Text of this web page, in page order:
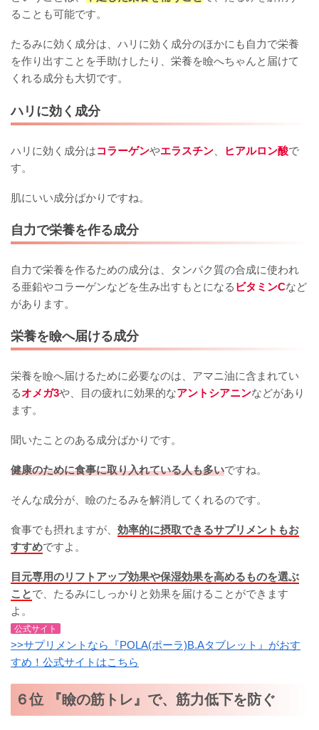
ることも可能です。
たるみに効く成分は、ハリに効く成分のほかにも自力で栄養
を作り出すことを手助けしたり、栄養を瞼へちゃんと届けて
くれる成分も大切です。
ハリに効く成分
ハリに効く成分はコラーゲンやエラスチン ヒアルロン酸で
す。
肌にいい成分ばかりですね。
自力で栄養を作る成分
自力で栄養を作るための成分は、タンパク質の合成に使われ
る亜鉛やコラーゲンなどを生み出すもとになる ビタミンCなど
があります。
栄養を瞼へ届ける成分
栄養を瞼へ届けるために必要なのは、アマニ油に含まれてい
るオメガ3や、目の疲れに効果的なアントシアニンなどがあり
ます。
聞いたことのある成分ばかりです。
健康のために食事に取り入れている人も多いですね。
そんな成分が、瞼のたるみを解消してくれるのです。
食事でも摂れますが、 効率的に摂取できるサプリメントもお
すすめですよ。
目元専用のリフトアップ効果や保湿効果を高めるものを選ぶ
ことで、たるみにしっかりと効果を届けることができます
よ。
公式サイト
>>サプリメントなら『POLA(ポーラ)B.Aタブレット』がおす
すめ！公式サイトはこちら
６位 『瞼の筋トレ』で、筋力低下を防ぐ